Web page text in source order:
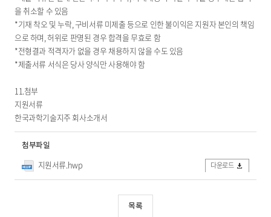
을 취소할 수 있음
*기재 착오 및 누락, 구비서류 미제출 등으로 인한 불이익은 지원자 본인의 책임
으로 하며, 허위로 판명된 경우 합격을 무효로 함
*전형결과 적격자가 없을 경우 채용하지 않을 수도 있음
*제출서류 서식은 당사 양식만 사용해야 함
11.첨부
지원서류
한국과학기술지주 회사소개서
첨부파일
지원서류.hwp 다운로드
목록